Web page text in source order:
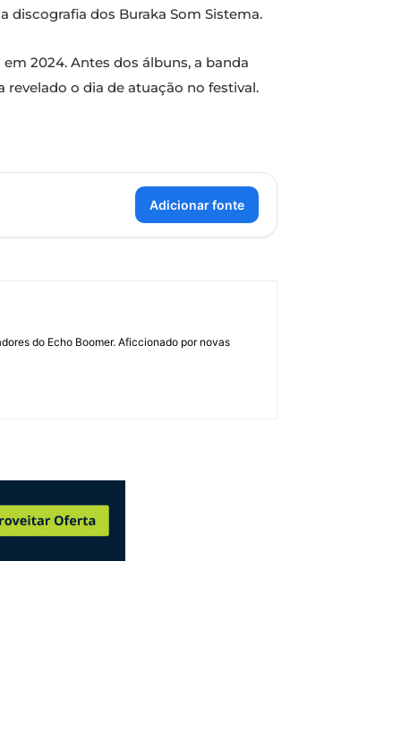
discografia dos Buraka Som Sistema.
2024. Antes dos álbuns, a banda
revelado o dia de atuação no festival.
Adicionar fonte
do Echo Boomer. Aficcionado por novas